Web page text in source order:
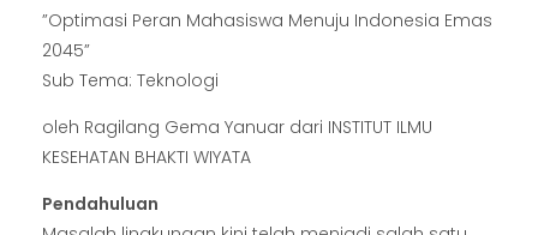
”Optimasi Peran Mahasiswa Menuju Indonesia Emas
2045”
Sub Tema: Teknologi
oleh Ragilang Gema Yanuar dari INSTITUT ILMU
KESEHATAN BHAKTI WIYATA
Pendahuluan